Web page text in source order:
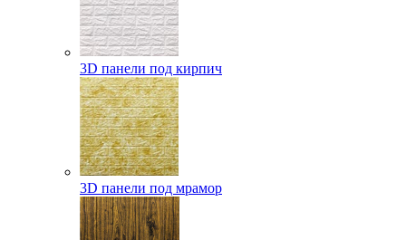
3D панели под кирпич
3D панели под мрамор